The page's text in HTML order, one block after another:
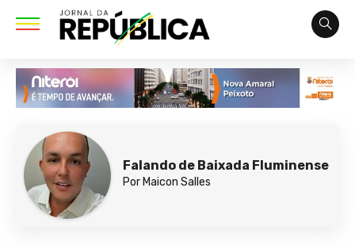
Falando de Baixada Fluminense
Por Maicon Salles